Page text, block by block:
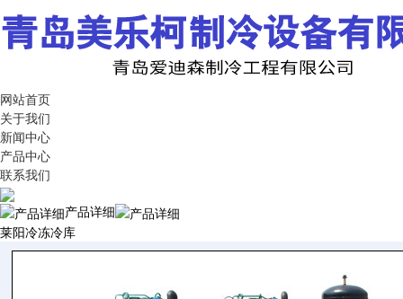
网站首页
关于我们
新闻中心
产品中心
联系我们
产品详细
莱阳冷冻冷库